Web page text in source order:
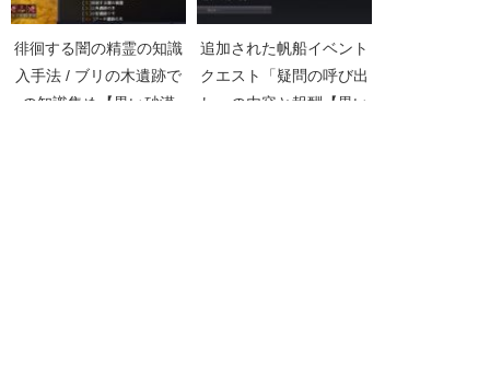
徘徊する闇の精霊の知識
入手法 / ブリの木遺跡で
の知識集め【黒い砂漠
追加された帆船イベント
クエスト「疑問の呼び出
し」の内容と報酬【黒い